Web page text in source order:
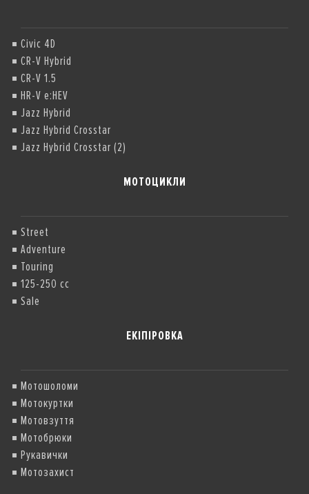
Civic 4D
CR-V Hybrid
CR-V 1.5
HR-V e:HEV
Jazz Hybrid
Jazz Hybrid Crosstar
Jazz Hybrid Crosstar (2)
МОТОЦИКЛИ
Street
Adventure
Touring
125-250 cc
Sale
ЕКІПІРОВКА
Мотошоломи
Мотокуртки
Мотовзуття
Мотобрюки
Рукавички
Мотозахист